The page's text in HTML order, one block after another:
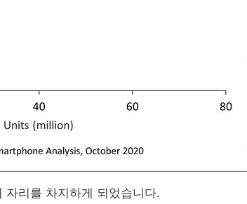
자리를 차지하게 되었습니다.